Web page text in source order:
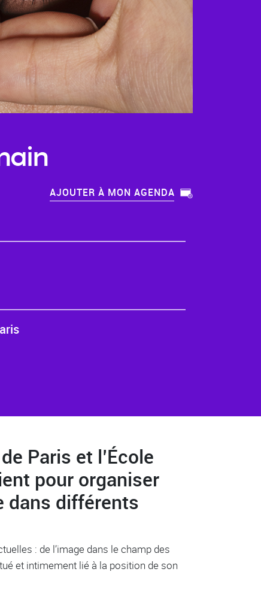
AJOUTER À MON AGENDA
Paris et l’École
pour organiser
dans différents
: de l’image dans le champ des
et intimement lié à la position de son